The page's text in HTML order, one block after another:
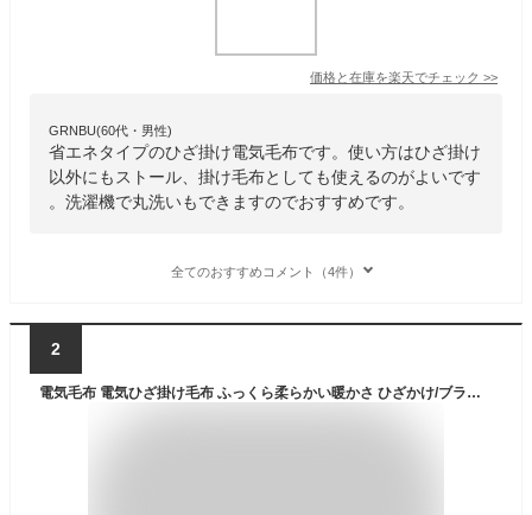
価格と在庫を楽天でチェック >>
GRNBU(60代・男性)
省エネタイプのひざ掛け電気毛布です。使い方はひざ掛け
以外にもストール、掛け毛布としても使えるのがよいです
。洗濯機で丸洗いもできますのでおすすめです。
全てのおすすめコメント（4件）
2
電気毛布 電気ひざ掛け毛布 ふっくら柔らかい暖かさ ひざかけ/ブランケット/膝掛け/赤色チェック柄 洗える/ダニ退治【RCP】 電気毛布(ひざかけ)